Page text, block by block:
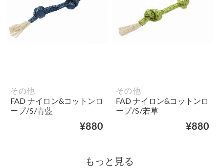
その他
FAD ナイロン&コットンロ
ープ/S/青藍
¥880
その他
FAD ナイロン&コットンロ
ープ/S/若草
¥880
もっと見る